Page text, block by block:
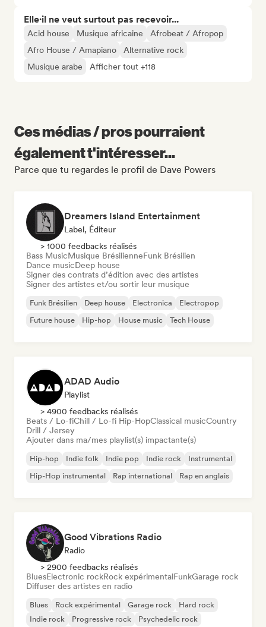
Elle·il ne veut surtout pas recevoir...
Acid house Musique africaine
Afrobeat / Afropop
Afro House / Amapiano
Alternative rock
Musique arabe
Afficher tout +118
Ces médias / pros pourraient
également t'intéresser...
Parce que tu regardes le profil de Dave Powers
Dreamers Island Entertainment
Label, Éditeur
> 1000 feedbacks réalisés
Bass MusicMusique BrésilienneFunk Brésilien
Dance musicDeep house
Signer des contrats d’édition avec des artistes
Signer des artistes et/ou sortir leur musique
Funk Brésilien Deep house Electronica
Electropop
Future house
Hip-hop House music Tech House
ADAD Audio
Playlist
> 4900 feedbacks réalisés
Beats / Lo-fiChill / Lo-fi Hip-HopClassical musicCountry
Drill / Jersey
Ajouter dans ma/mes playlist(s) impactante(s)
Hip-hop Indie folk Indie pop Indie rock
Instrumental
Hip-Hop instrumental
Rap international Rap en anglais
Good Vibrations Radio
Radio
> 2900 feedbacks réalisés
BluesElectronic rockRock expérimentalFunkGarage rock
Diffuser des artistes en radio
Blues Rock expérimental Garage rock
Hard rock
Indie rock
Progressive rock
Psychedelic rock